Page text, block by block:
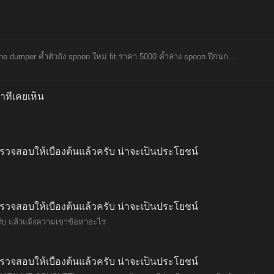
dumper ค้ำตัวถัง spoon ใหม่ fit ราคา 5000 ค้ำล่าง spoon ปีกนก...
เคยเห็น
จสอบให้เบื้องต้นแล้วครับ น่าจะเป็นประโยชน์
จสอบให้เบื้องต้นแล้วครับ น่าจะเป็นประโยชน์
แล้วแจ้งความเขาข้อหาอะไร
จสอบให้เบื้องต้นแล้วครับ น่าจะเป็นประโยชน์